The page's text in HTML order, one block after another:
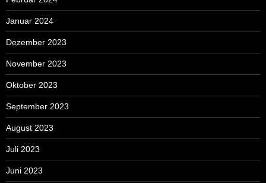
Januar 2024
Dezember 2023
November 2023
Oktober 2023
September 2023
August 2023
Juli 2023
Juni 2023